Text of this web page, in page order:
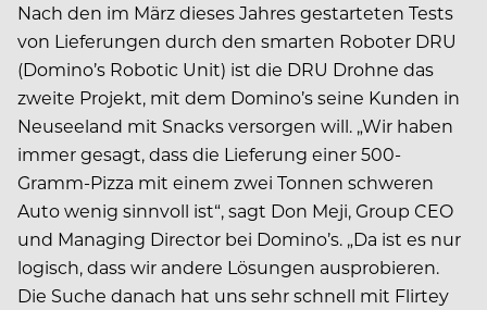
Nach den im März dieses Jahres gestarteten Tests
von Lieferungen durch den smarten Roboter DRU
(Domino’s Robotic Unit) ist die DRU Drohne das
zweite Projekt, mit dem Domino’s seine Kunden in
Neuseeland mit Snacks versorgen will. „Wir haben
immer gesagt, dass die Lieferung einer 500-
Gramm-Pizza mit einem zwei Tonnen schweren
Auto wenig sinnvoll ist“, sagt Don Meji, Group CEO
und Managing Director bei Domino’s. „Da ist es nur
logisch, dass wir andere Lösungen ausprobieren.
Die Suche danach hat uns sehr schnell mit Flirtey